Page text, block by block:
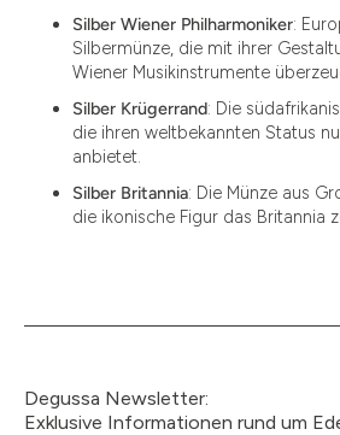
Silber Wiener Philharmoniker:
Silbermünze, die mit ihrer
Wiener Musikinstrumente
Silber Krügerrand: Die
die ihren weltbekannten Status
anbietet.
Silber Britannia: Die Münze aus
die ikonische Figur das Britannia
Degussa Newsletter:
Exklusive Informationen rund um